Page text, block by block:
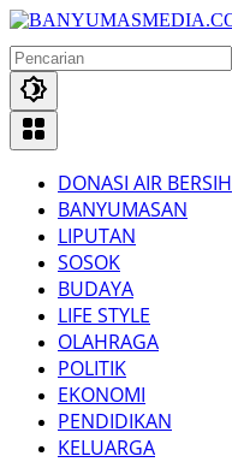
Langsung
konten
DONASI AIR BERSIH
BANYUMASAN
LIPUTAN
SOSOK
BUDAYA
LIFE STYLE
OLAHRAGA
POLITIK
EKONOMI
PENDIDIKAN
KELUARGA